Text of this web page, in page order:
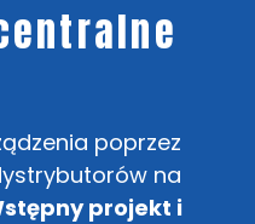
poprzez
na
projekt i